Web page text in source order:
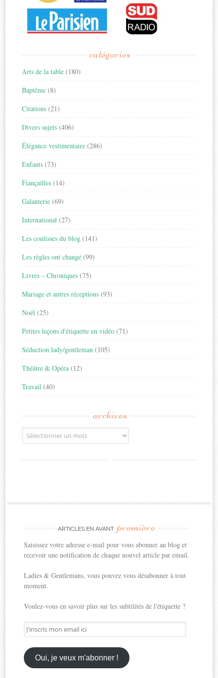
catégories
Arts de la table (180)
Baptême (8)
Citations (21)
Divers sujets (406)
Élégance vestimentaire (286)
Enfants (73)
Fiançailles (14)
Galanterie (69)
International (27)
Les coulisses du blog (141)
Les règles ont changé (99)
Livres – Chroniques (75)
Mariage et autres réceptions (93)
Noël (25)
Petites leçons d'étiquette en vidéo (71)
Séduction lady/gentleman (105)
Théâtre & Opéra (12)
Travail (40)
archives
Archives
ARTICLES EN AVANT première
Saisissez votre adresse e-mail pour vous abonner au blog et
recevoir une notification de chaque nouvel article par email.
Ladies & Gentlemans, vous pouvez vous désabonner à tout
moment.
Voulez-vous en savoir plus sur les subtilités de l'étiquette ?
J'inscris
mon
email
ici
Oui, je veux m'abonner !